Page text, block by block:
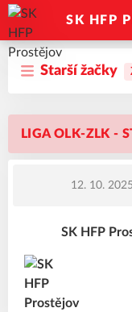
SK HFP
Starší žačky
LIGA OLK-ZLK -
12. 10.
SK HFP